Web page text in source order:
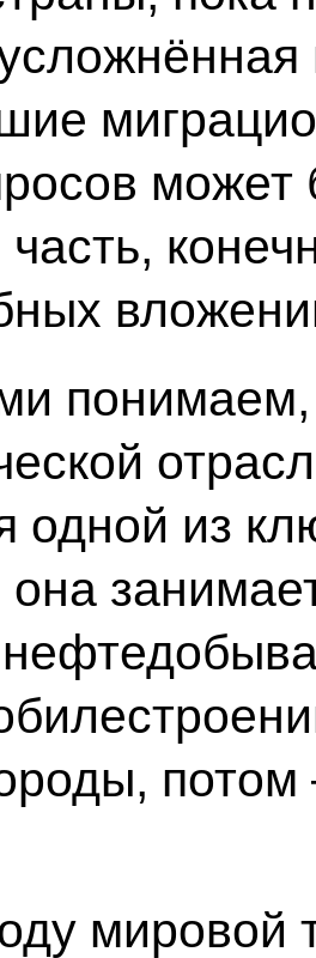
может
понимаем,
одной из
мировой